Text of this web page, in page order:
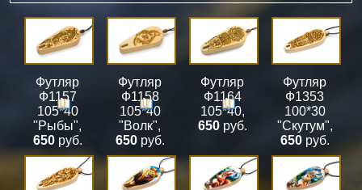
Футляр
Ф1157
105*40
"Рыбы",
650руб.
Футляр
Ф1158
105*40
"Волк",
650руб.
Футляр
Ф1164
105*40,
650руб.
Футляр
Ф1353
100*30
"Скутум",
650руб.